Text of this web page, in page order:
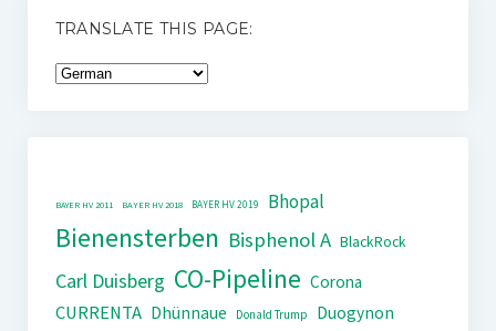
TRANSLATE THIS PAGE:
BAYER HV 2011 BAYER HV 2018 BAYER HV 2019 Bhopal
Bienensterben Bisphenol A BlackRock
Carl Duisberg CO-Pipeline Corona
CURRENTA Dhünnaue Donald Trump
Duogynon